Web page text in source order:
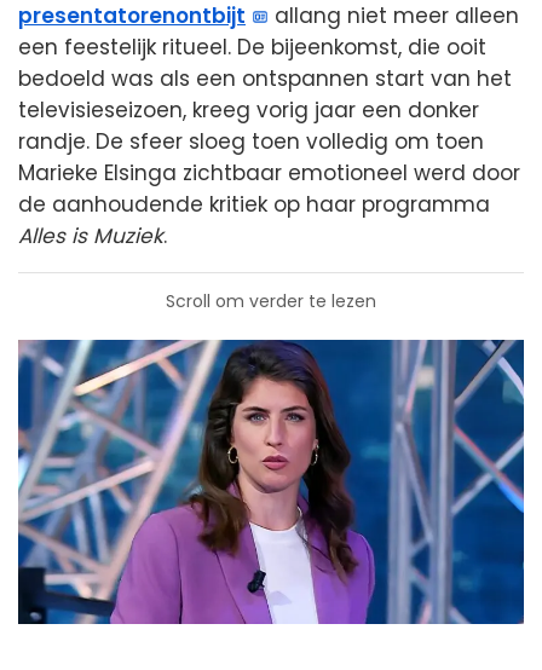
presentatorenontbijt
allang niet meer alleen
een feestelijk ritueel. De bijeenkomst, die ooit
bedoeld was als een ontspannen start van het
televisieseizoen, kreeg vorig jaar een donker
randje. De sfeer sloeg toen volledig om toen
Marieke Elsinga zichtbaar emotioneel werd door
de aanhoudende kritiek op haar programma
Alles is Muziek.
Scroll om verder te lezen